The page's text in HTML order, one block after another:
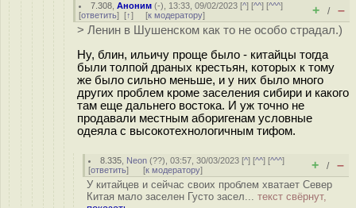
7.308 ,Аноним (-), 13:33, 09/02/2023 [^] [^^] [^^^]
[ответить] [↑] [к модератору] + / –
> Ленин в Шушенском как то не особо страдал.)
Ну, блин, ильичу проще было - китайцы тогда
были толпой драных крестьян, которых к тому
же было сильно меньше, и у них было много
других проблем кроме заселения сибири и какого
там еще дальнего востока. И уж точно не
продавали местным аборигенам условные
одеяла с высокотехнологичным тифом.
8.335 Neon (??), 03:57, 30/03/2023 [^] [^^] [^^^]
[ответить] [к модератору] + / –
У китайцев и сейчас своих проблем хватает Север
Китая мало заселен Густо засел... текст свёрнут,